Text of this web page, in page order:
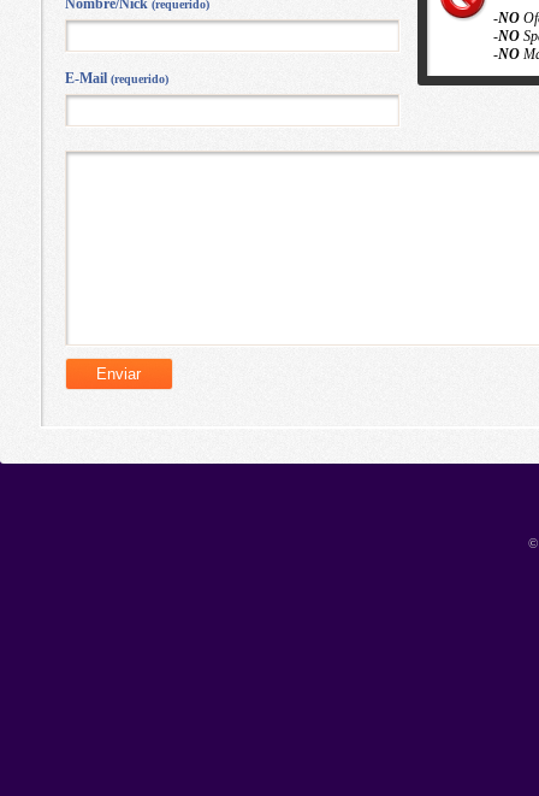
-NO
-NO
-NO
Nombre/Nick (requerido)
E-Mail (requerido)
©